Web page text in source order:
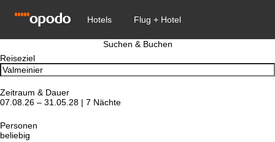
Suchen & Buchen
Reiseziel
Zeitraum & Dauer
07.08.26 – 31.05.28 | 7 Nächte
Personen
beliebig